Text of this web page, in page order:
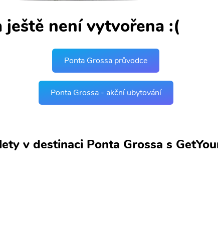
není vytvořena :(
Ponta Grossa průvodce
Ponta Grossa - akční ubytování
v destinaci Ponta Grossa s